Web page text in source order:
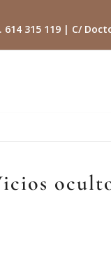
614 315 119 | C/